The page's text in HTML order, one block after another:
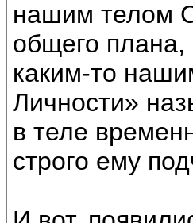
нашим телом
общего
каким-то
Личности»
в теле
строго ему